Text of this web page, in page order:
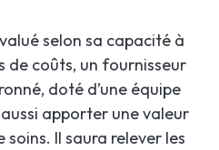
selon sa capacité à
de coûts, un fournisseur
doté d’une équipe
apporter une valeur
Il saura relever les